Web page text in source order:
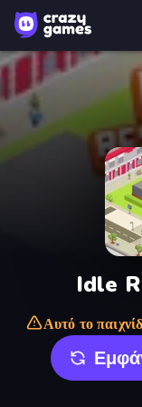
Idle
Αυτό το